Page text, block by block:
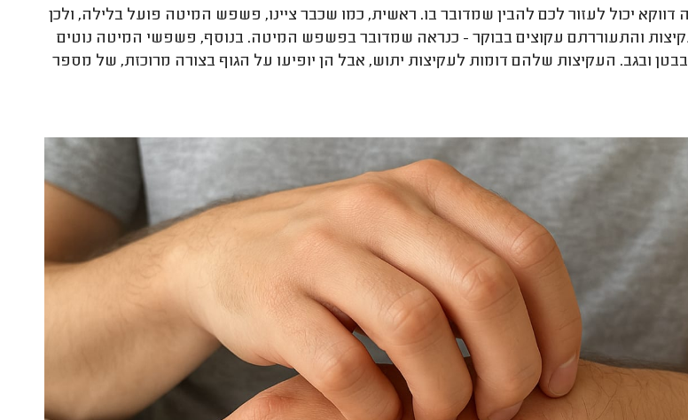
יכול לעזור לכם להבין שמדובר בו. ראשית, כמו שכבר ציינו, פשפש המיטה פועל בלילה, ולכן
והתעוררתם עקוצים בבוקר - כנראה שמדובר בפשפש המיטה. בנוסף, פשפשי המיטה נוטים
ובגב. העקיצות שלהם דומות לעקיצות יתוש, אבל הן יופיעו על הגוף בצורה מרוכזת, של מספר